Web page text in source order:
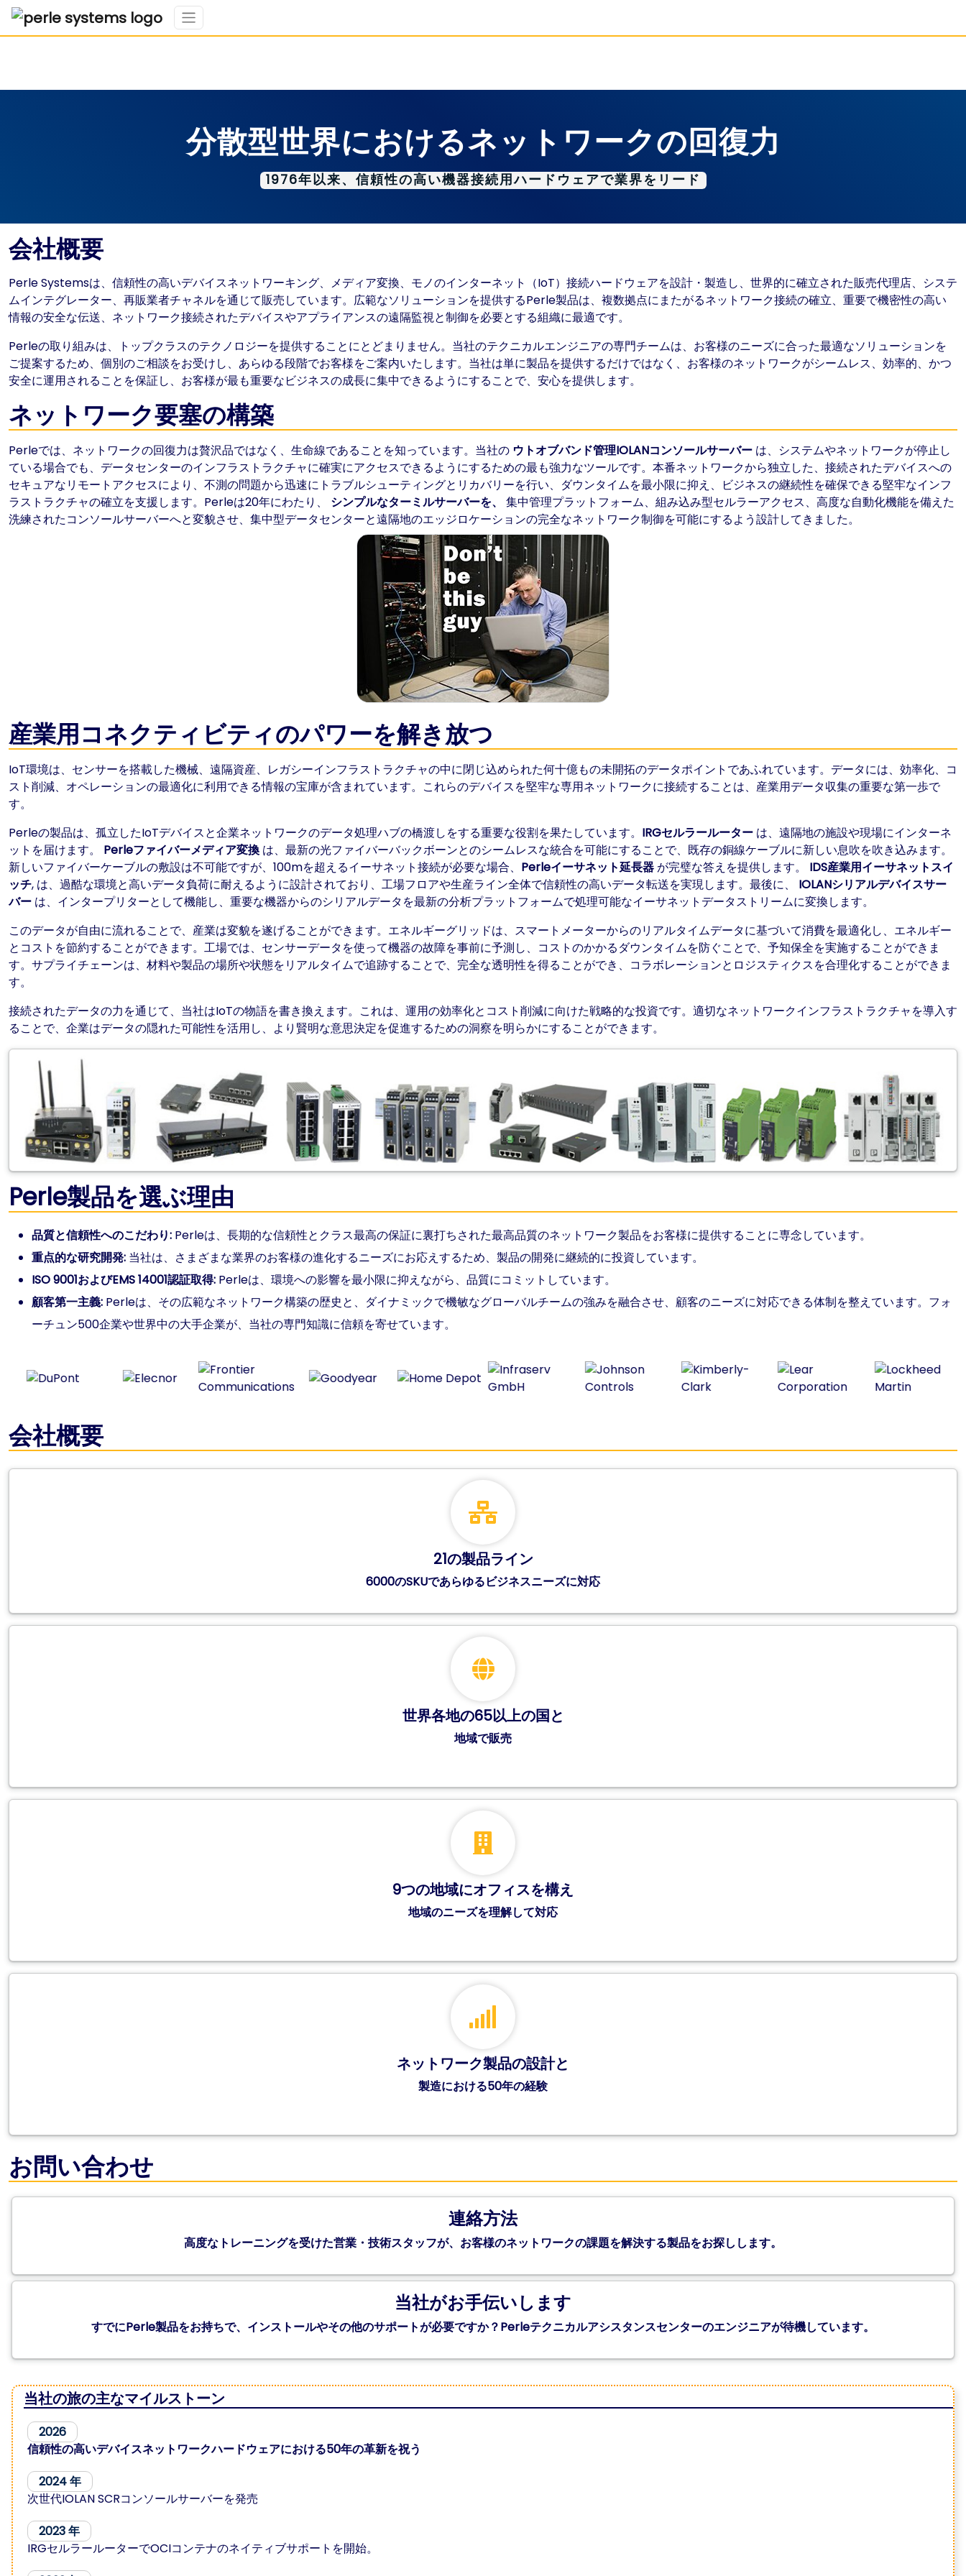
分散型世界におけるネットワークの回復力
1976年以来、信頼性の高い機器接続用ハードウェアで業界をリード
会社概要
Perle Systemsは、信頼性の高いデバイスネットワーキング、メディア変換、モノのインターネット（IoT）接続ハードウェアを設計・製造し、世界的に確立された販売代理店、システ
ムインテグレーター、再販業者チャネルを通じて販売しています。広範なソリューションを提供するPerle製品は、複数拠点にまたがるネットワーク接続の確立、重要で機密性の高い
情報の安全な伝送、ネットワーク接続されたデバイスやアプライアンスの遠隔監視と制御を必要とする組織に最適です。
Perleの取り組みは、トップクラスのテクノロジーを提供することにとどまりません。当社のテクニカルエンジニアの専門チームは、お客様のニーズに合った最適なソリューションを
ご提案するため、個別のご相談をお受けし、あらゆる段階でお客様をご案内いたします。当社は単に製品を提供するだけではなく、お客様のネットワークがシームレス、効率的、かつ
安全に運用されることを保証し、お客様が最も重要なビジネスの成長に集中できるようにすることで、安心を提供します。
ネットワーク要塞の構築
Perleでは、ネットワークの回復力は贅沢品ではなく、生命線であることを知っています。当社の ウトオブバンド管理IOLANコンソールサーバー は、システムやネットワークが停止し
ている場合でも、データセンターのインフラストラクチャに確実にアクセスできるようにするための最も強力なツールです。本番ネットワークから独立した、接続されたデバイスへの
セキュアなリモートアクセスにより、不測の問題から迅速にトラブルシューティングとリカバリーを行い、ダウンタイムを最小限に抑え、ビジネスの継続性を確保できる堅牢なインフ
ラストラクチャの確立を支援します。Perleは20年にわたり、 シンプルなターミルサーバーを、
集中管理プラットフォーム、組み込み型セルラーアクセス、高度な自動化機能を備えた
洗練されたコンソールサーバーへと変貌させ、集中型データセンターと遠隔地のエッジロケーションの完全なネットワーク制御を可能にするよう設計してきました。
産業用コネクティビティのパワーを解き放つ
IoT環境は、センサーを搭載した機械、遠隔資産、レガシーインフラストラクチャの中に閉じ込められた何十億もの未開拓のデータポイントであふれています。データには、効率化、コ
スト削減、オペレーションの最適化に利用できる情報の宝庫が含まれています。これらのデバイスを堅牢な専用ネットワークに接続することは、産業用データ収集の重要な第一歩で
す。
Perleの製品は、孤立したIoTデバイスと企業ネットワークのデータ処理ハブの橋渡しをする重要な役割を果たしています。 IRGセルラールーター は、遠隔地の施設や現場にインターネ
ットを届けます。 Perleファイバーメディア変換は、最新の光ファイバーバックボーンとのシームレスな統合を可能にすることで、既存の銅線ケーブルに新しい息吹を吹き込みます。
新しいファイバーケーブルの敷設は不可能ですが、100mを超えるイーサネット接続が必要な場合、 Perleイーサネット延長器が完璧な答えを提供します。 IDS産業用イーサネットスイ
ッチ, は、過酷な環境と高いデータ負荷に耐えるように設計されており、工場フロアや生産ライン全体で信頼性の高いデータ転送を実現します。最後に、 IOLANシリアルデバイスサー
バー は、インタープリターとして機能し、重要な機器からのシリアルデータを最新の分析プラットフォームで処理可能なイーサネットデータストリームに変換します。
このデータが自由に流れることで、産業は変貌を遂げることができます。エネルギーグリッドは、スマートメーターからのリアルタイムデータに基づいて消費を最適化し、エネルギー
とコストを節約することができます。工場では、センサーデータを使って機器の故障を事前に予測し、コストのかかるダウンタイムを防ぐことで、予知保全を実施することができま
す。サプライチェーンは、材料や製品の場所や状態をリアルタイムで追跡することで、完全な透明性を得ることができ、コラボレーションとロジスティクスを合理化することができま
す。
接続されたデータの力を通じて、当社はIoTの物語を書き換えます。これは、運用の効率化とコスト削減に向けた戦略的な投資です。適切なネットワークインフラストラクチャを導入す
ることで、企業はデータの隠れた可能性を活用し、より賢明な意思決定を促進するための洞察を明らかにすることができます。
Perle製品を選ぶ理由
品質と信頼性へのこだわり: Perleは、長期的な信頼性とクラス最高の保証に裏打ちされた最高品質のネットワーク製品をお客様に提供することに専念しています。
重点的な研究開発: 当社は、さまざまな業界のお客様の進化するニーズにお応えするため、製品の開発に継続的に投資しています。
ISO 9001およびEMS 14001認証取得: Perleは、環境への影響を最小限に抑えながら、品質にコミットしています。
顧客第一主義: Perleは、その広範なネットワーク構築の歴史と、ダイナミックで機敏なグローバルチームの強みを融合させ、顧客のニーズに対応できる体制を整えています。フォ
ーチュン500企業や世界中の大手企業が、当社の専門知識に信頼を寄せています。
会社概要
21の製品ライン
6000のSKUであらゆるビジネスニーズに対応
世界各地の65以上の国と
地域で販売
9つの地域にオフィスを構え
地域のニーズを理解して対応
ネットワーク製品の設計と
製造における50年の経験
お問い合わせ
連絡方法
高度なトレーニングを受けた営業・技術スタッフが、お客様のネットワークの課題を解決する製品をお探しします。
当社がお手伝いします
すでにPerle製品をお持ちで、インストールやその他のサポートが必要ですか？Perleテクニカルアシスタンスセンターのエンジニアが待機しています。
当社の旅の主なマイルストーン
2026
信頼性の高いデバイスネットワークハードウェアにおける50年の革新を祝う
2024 年
次世代IOLAN SCRコンソールサーバーを発売
2023 年
IRGセルラールーターでOCIコンテナのネイティブサポートを開始。